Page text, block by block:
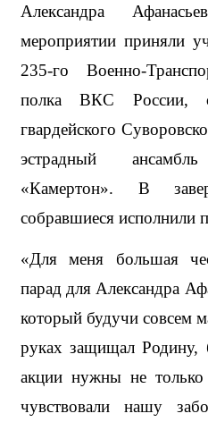
Александра
мероприятии приняли
235-го Военно-
полка ВКС России,
гвардейского
эстрадный
«Камертон». В
собравшиеся
«Для меня большая
парад для Александра
который будучи совсем
руках защищал Родину,
акции нужны не
чувствовали нашу